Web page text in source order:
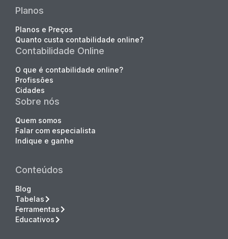
Planos
Planos e Preços
Quanto custa contabilidade online?
Contabilidade Online
O que é contabilidade online?
Profissões
Cidades
Sobre nós
Quem somos
Falar com especialista
Indique e ganhe
Conteúdos
Blog
Tabelas
Ferramentas
Educativos